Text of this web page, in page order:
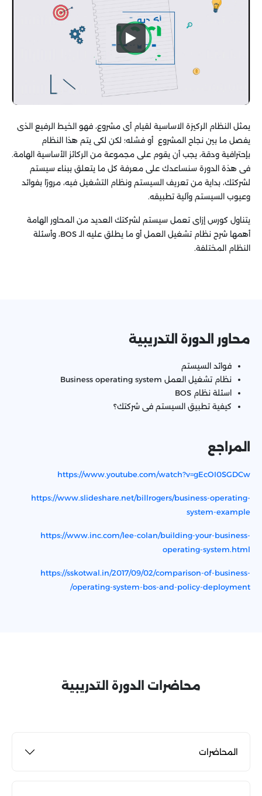
يمثل النظام الركيزة الاساسية لقيام أى مشروع، فهو الخيط الرفيع الذى
يفصل ما بين نجاح المشروع أو فشله؛ لكن لكى يتم هذا النظام
بإحترافية ودقة، يجب أن يقوم على مجموعة من الركائز الأساسية الهامة.
فى هذة الدورة سنساعدك على معرفة كل ما يتعلق ببناء سيستم
لشركتك، بداية من تعريف السيستم ونظام التشغيل فيه، مرورًا بفوائد
وعيوب السيستم وآلية تطبيقه.
يتناول كورس إزاى تعمل سيستم لشركتك العديد من المحاور الهامة
أهمها شرح نظام تشغيل العمل أو ما يطلق عليه الـ BOS، وأسئلة
النظام المختلفة.
محاور الدورة التدريبية
فوائد السيستم
نظام تشغيل العمل Business operating system
اسئلة نظام BOS
كيفية تطبيق السيستم فى شركتك؟
المراجع
https://www.youtube.com/watch?v=gEcOI0SGDCw
https://www.slideshare.net/billrogers/business-operating-
system-example
https://www.inc.com/lee-colan/building-your-business-
operating-system.html
https://sskotwal.in/2017/09/02/comparison-of-business-
operating-system-bos-and-policy-deployment/
محاضرات الدورة التدريبية
المحاضرات